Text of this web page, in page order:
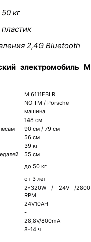
кг
2,4G Bluetooth
электромобиль M
M 6111EBLR
NO TM / Porsche
машина
148 см
90 см / 79 см
56 см
39 кг
55 см
до 50 кг
от 3 лет
2*320W / 24V /2800
RPM
24V10AH
-
28,8V/800mA
8-14 ч
-